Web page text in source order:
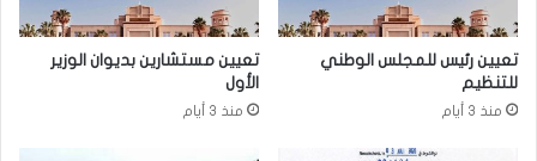
تعيين رئيس للمجلس الوطني
للتنظيم
منذ 3 أيام
تعيين مستشارين بديوان الوزير
الأول
منذ 3 أيام